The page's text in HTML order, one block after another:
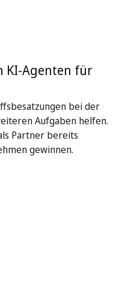
KI-Agenten für
bei der
Aufgaben helfen.
Partner bereits
gewinnen.